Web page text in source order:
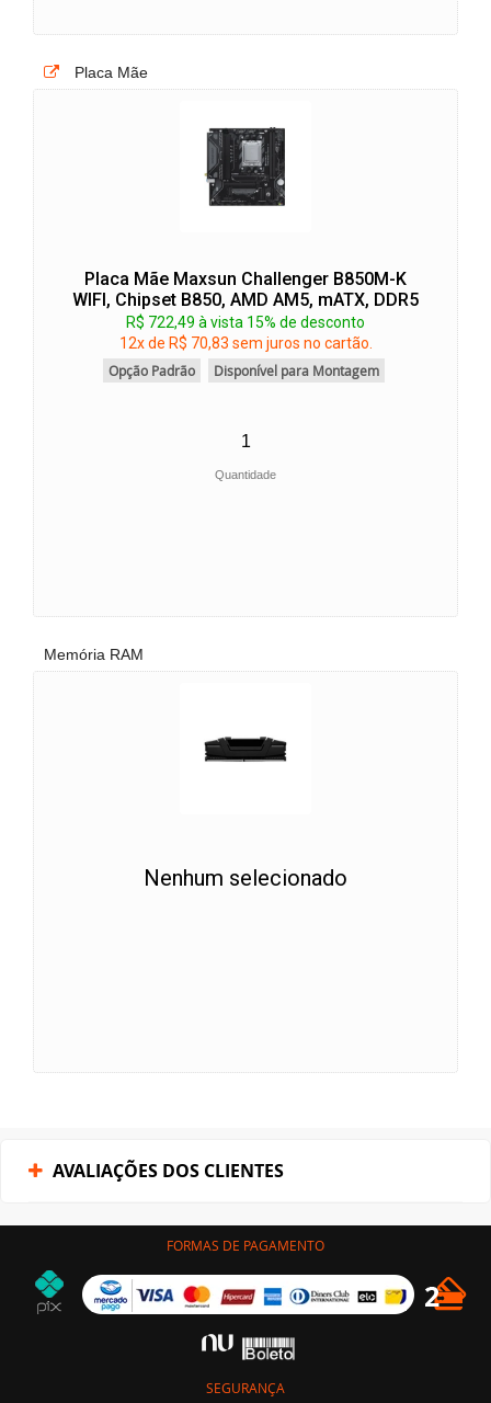
Placa Mãe
Placa Mãe Maxsun Challenger B850M-K
WIFI, Chipset B850, AMD AM5, mATX, DDR5
R$ 722,49 à vista 15% de desconto
12x de R$ 70,83 sem juros no cartão.
Opção Padrão
Disponível para Montagem
Quantidade
Memória RAM
Nenhum selecionado
AVALIAÇÕES DOS CLIENTES
FORMAS DE PAGAMENTO
SEGURANÇA